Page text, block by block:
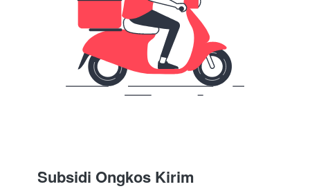
Subsidi Ongkos Kirim